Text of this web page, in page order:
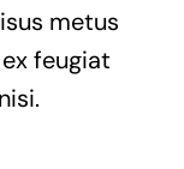
metus
feugiat